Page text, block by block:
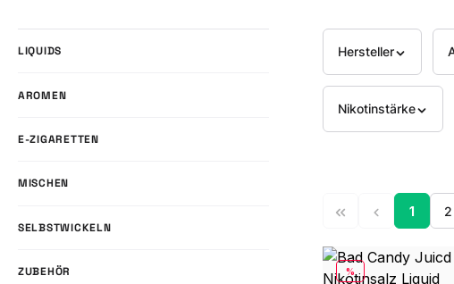
LIQUIDS
AROMEN
E-ZIGARETTEN
MISCHEN
SELBSTWICKELN
ZUBEHÖR
Hersteller
Nikotinstärke
Seite
1 2
RABATT
%